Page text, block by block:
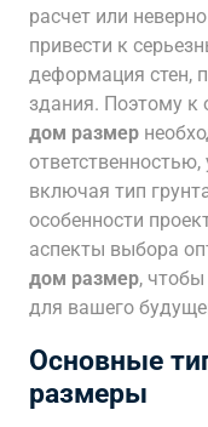
расчет или
привести к
деформация стен,
здания. Поэтому к
дом размер
включая тип
особенности
аспекты выбора
дом размер,
для вашего
Основные
размеры